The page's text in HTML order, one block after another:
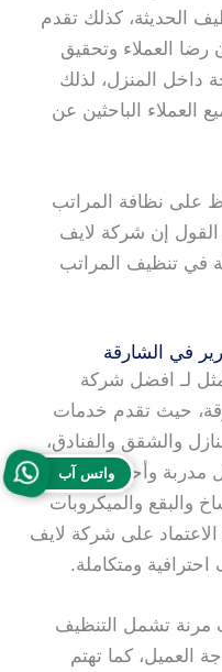
الحديثة، كذلك تقدم
رضا العملاء وتحقيق
داخل المنزل، لذلك
العملاء الباحثين عن
على نظافة المراتب
القول إن شركة لايف
في تنظيف المراتب
في الشارقة
لـ افضل شركة
حيث تقدم خدمات
والشقق والفنادق،
مدربة وأحدث أجهزة
والبقع والميكروبات
على شركة لايف
ومتكاملة.
مرنة تشمل التنظيف
العميل، كما تهتم
واتس آب